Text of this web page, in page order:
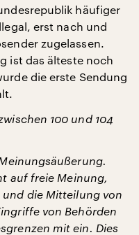
häufiger
erst nach und
zugelassen.
ist das älteste noch
die erste Sendung
100 und 104
auf freie Meinung,
und die Mitteilung von
von Behörden
mit ein. Dies